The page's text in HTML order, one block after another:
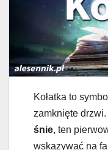
Kołatka to
zamknięte
śnie, ten
wskazywać na